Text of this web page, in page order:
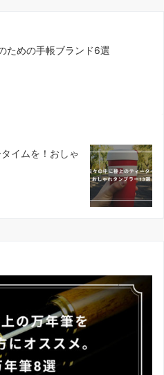
ための手帳ブランド6選
イムを！おしゃ